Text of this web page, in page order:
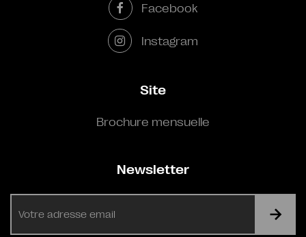
Facebook
Instagram
Site
Brochure mensuelle
Newsletter